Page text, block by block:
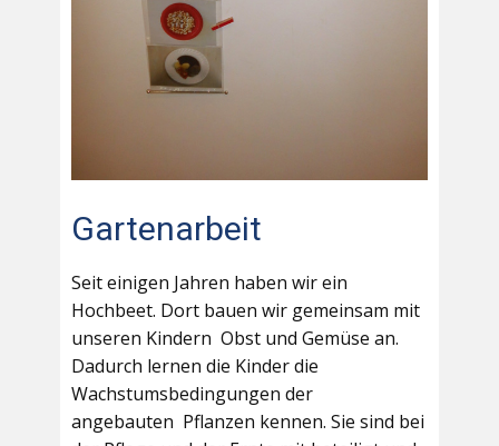
Gartenarbeit
Seit einigen Jahren haben wir ein
Hochbeet. Dort bauen wir gemeinsam mit
unseren Kindern Obst und Gemüse an.
Dadurch lernen die Kinder die
Wachstumsbedingungen der
angebauten Pflanzen kennen. Sie sind bei